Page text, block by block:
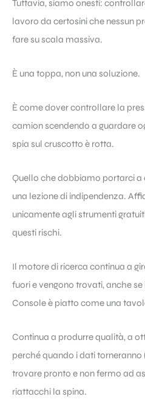
Tuttavia, siamo onesti:
lavoro da certosini che nessun
fare su scala massiva.
È una toppa, non una soluzione.
È come dover controllare la
camion scendendo a guardare
spia sul cruscotto è rotta.
Quello che dobbiamo portarci a
una lezione di indipendenza.
unicamente agli strumenti
questi rischi.
Il motore di ricerca continua a
fuori e vengono trovati, anche
Console è piatto come una
Continua a produrre qualità, a
perché quando i dati
trovare pronto e non fermo ad
riattacchi la spina.